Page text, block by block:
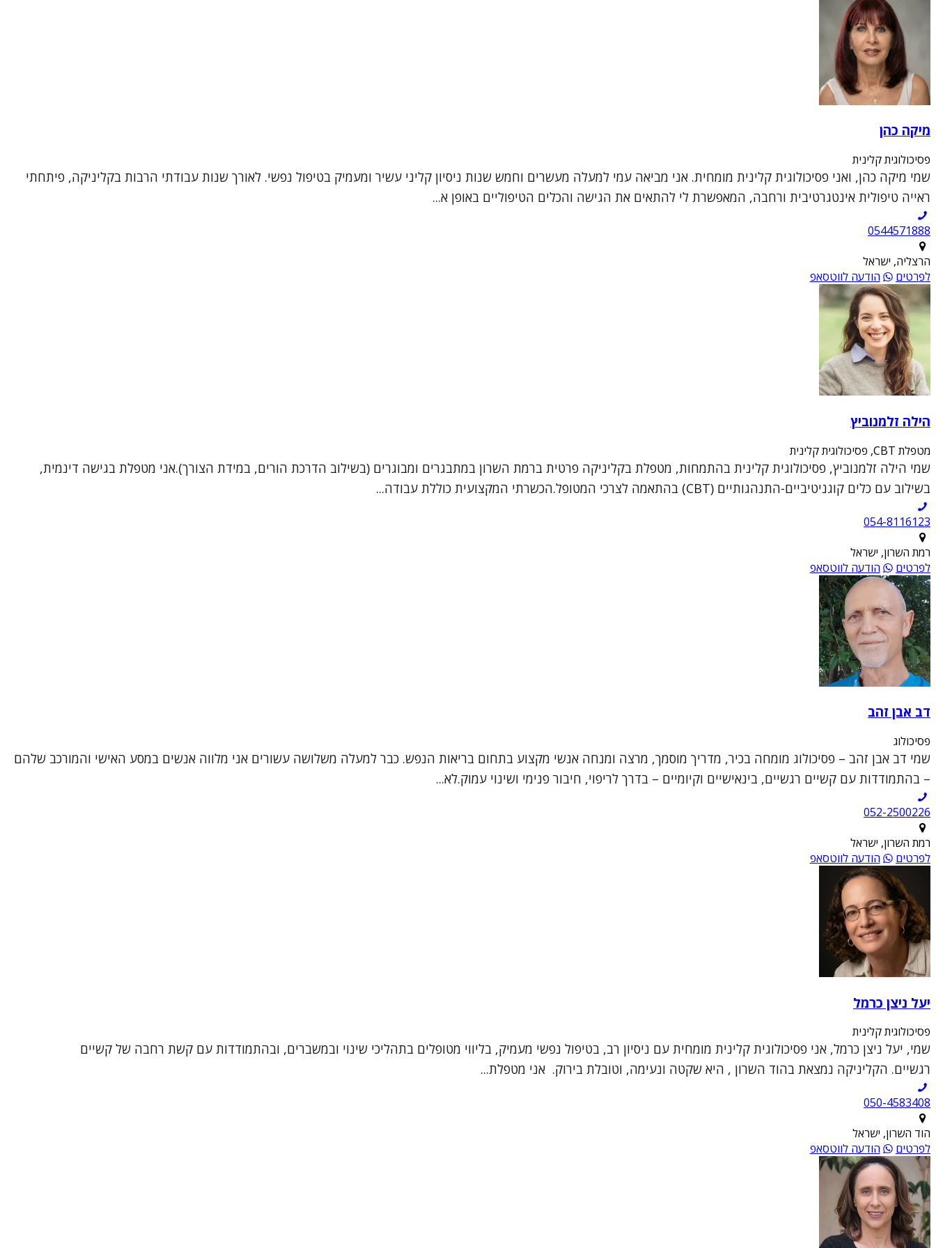
מיקה כהן
פסיכולוגית קלינית
שמי מיקה כהן, ואני פסיכולוגית קלינית מומחית. אני מביאה עמי למעלה מעשרים וחמש שנות ניסיון קליני עשיר ומעמיק בטיפול נפשי. לאורך שנות עבודתי הרבות בקליניקה, פיתחתי
ראייה טיפולית אינטגרטיבית ורחבה, המאפשרת לי להתאים את הגישה והכלים הטיפוליים באופן א...
0544571888
הרצליה, ישראל
לפרטים
הודעה לווטסאפ
הילה זלמנוביץ
מטפלת CBT, פסיכולוגית קלינית
שמי הילה זלמנוביץ, פסיכולוגית קלינית בהתמחות, מטפלת בקליניקה פרטית ברמת השרון במתבגרים ומבוגרים (בשילוב הדרכת הורים, במידת הצורך).אני מטפלת בגישה דינמית,
בשילוב עם כלים קוגניטיביים-התנהגותיים (CBT) בהתאמה לצרכי המטופל.הכשרתי המקצועית כוללת עבודה...
054-8116123
רמת השרון, ישראל
לפרטים
הודעה לווטסאפ
דב אבן זהב
פסיכולוג
שמי דב אבן זהב – פסיכולוג מומחה בכיר, מדריך מוסמך, מרצה ומנחה אנשי מקצוע בתחום בריאות הנפש. כבר למעלה משלושה עשורים אני מלווה אנשים במסע האישי והמורכב שלהם
– בהתמודדות עם קשיים רגשיים, בינאישיים וקיומיים – בדרך לריפוי, חיבור פנימי ושינוי עמוק.לא...
052-2500226
רמת השרון, ישראל
לפרטים
הודעה לווטסאפ
יעל ניצן כרמל
פסיכולוגית קלינית
שמי, יעל ניצן כרמל, אני פסיכולוגית קלינית מומחית עם ניסיון רב, בטיפול נפשי מעמיק, בליווי מטופלים בתהליכי שינוי ובמשברים, ובהתמודדות עם קשת רחבה של קשיים
רגשיים. הקליניקה נמצאת בהוד השרון , היא שקטה ונעימה, וטובלת בירוק. אני מטפלת...
050-4583408
הוד השרון, ישראל
לפרטים
הודעה לווטסאפ